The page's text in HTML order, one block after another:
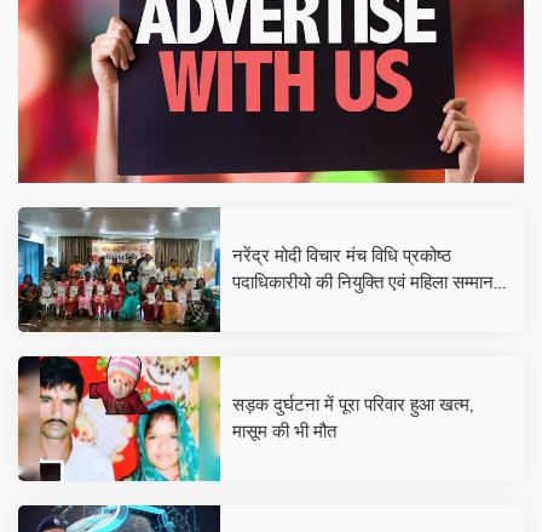
नरेंद्र मोदी विचार मंच विधि प्रकोष्ठ
पदाधिकारीयो की नियुक्ति एवं महिला सम्मान
सड़क दुर्घटना में पूरा परिवार हुआ खत्म,
मासूम की भी मौत